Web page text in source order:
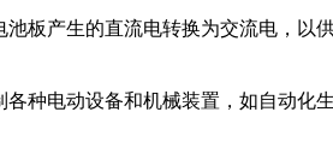
板产生的直流电转换为交流电，以
种电动设备和机械装置，如自动化